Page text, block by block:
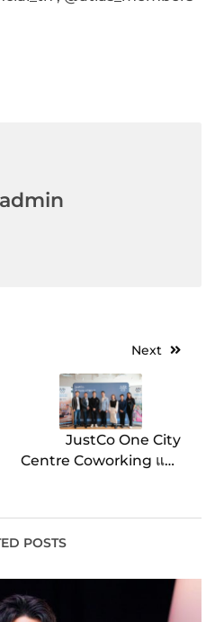
admin
Next
JustCo One City
Centre Coworking แห่ง
ข้อมูลตลาดเชิงลึก และ
ไลฟ์สไตล์คนรุ่น GenZ
POSTS